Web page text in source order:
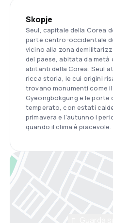
Skopje
Seul, capitale della Corea
parte centro-occidentale
vicino alla zona
del paese, abitata da metà
abitanti della Corea. Seul
ricca storia, le cui origini
trovano monumenti come
Gyeongbokgung e le porte
temperato, con estati
primavera e l'autunno i
quando il clima è piacevole.